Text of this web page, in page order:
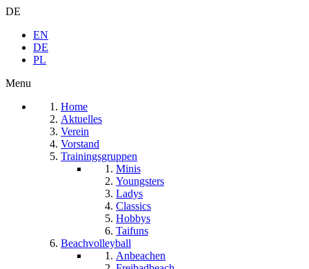
DE
EN
DE
PL
Menu
Home
Aktuelles
Verein
Vorstand
Trainingsgruppen
Minis
Youngsters
Ladys
Classics
Hobbys
Taifuns
Beachvolleyball
Anbeachen